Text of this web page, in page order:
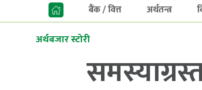
बैंक / वित्त अर्थतन्त्र
अर्थबजार स्टोरी